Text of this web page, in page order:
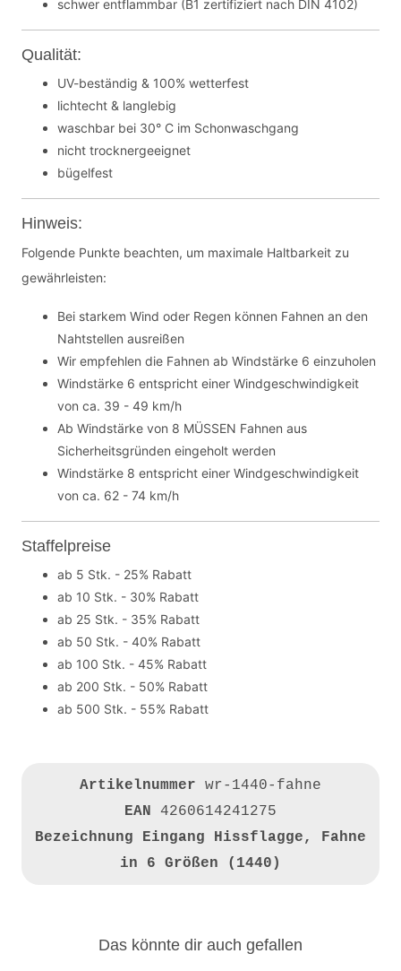
schwer entflammbar (B1 zertifiziert nach DIN 4102)
Qualität:
UV-beständig & 100% wetterfest
lichtecht & langlebig
waschbar bei 30° C im Schonwaschgang
nicht trocknergeeignet
bügelfest
Hinweis:
Folgende Punkte beachten, um maximale Haltbarkeit zu
gewährleisten:
Bei starkem Wind oder Regen können Fahnen an den
Nahtstellen ausreißen
Wir empfehlen die Fahnen ab Windstärke 6 einzuholen
Windstärke 6 entspricht einer Windgeschwindigkeit
von ca. 39 - 49 km/h
Ab Windstärke von 8 MÜSSEN Fahnen aus
Sicherheitsgründen eingeholt werden
Windstärke 8 entspricht einer Windgeschwindigkeit
von ca. 62 - 74 km/h
Staffelpreise
ab 5 Stk. - 25% Rabatt
ab 10 Stk. - 30% Rabatt
ab 25 Stk. - 35% Rabatt
ab 50 Stk. - 40% Rabatt
ab 100 Stk. - 45% Rabatt
ab 200 Stk. - 50% Rabatt
ab 500 Stk. - 55% Rabatt
Artikelnummer wr-1440-fahne
EAN 4260614241275
Bezeichnung Eingang Hissflagge, Fahne
in 6 Größen (1440)
Das könnte dir auch gefallen